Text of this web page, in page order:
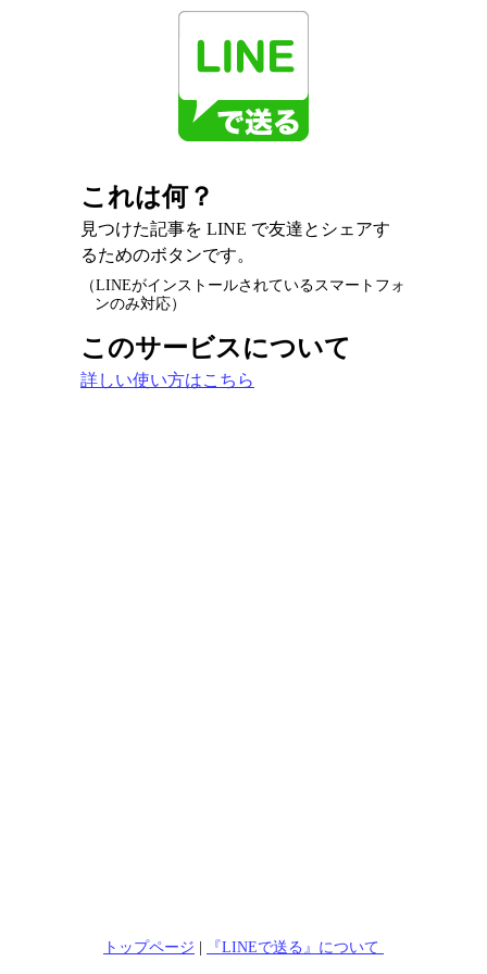
これは何？
見つけた記事を LINE で友達とシェアす
るためのボタンです。
（LINEがインストールされているスマートフォ
ンのみ対応）
このサービスについて
詳しい使い方はこちら
トップページ | 『LINEで送る』について